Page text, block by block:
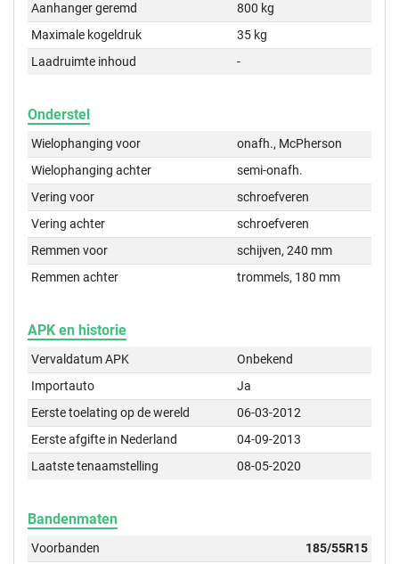
Aanhanger geremd
800 kg
Maximale kogeldruk
35 kg
Laadruimte inhoud
-
Onderstel
Wielophanging voor
onafh., McPherson
Wielophanging achter
semi-onafh.
Vering voor
schroefveren
Vering achter
schroefveren
Remmen voor
schijven, 240 mm
Remmen achter
trommels, 180 mm
APK en historie
Vervaldatum APK
Onbekend
Importauto
Ja
Eerste toelating op de wereld
06-03-2012
Eerste afgifte in Nederland
04-09-2013
Laatste tenaamstelling
08-05-2020
Bandenmaten
Voorbanden 185/55R15